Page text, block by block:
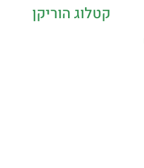
קטלוג הוריקן